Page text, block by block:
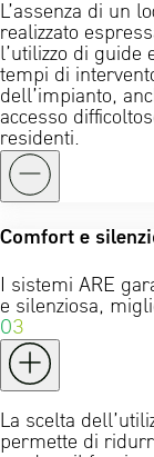
L’assenza di un
realizzato
l’utilizzo di guide
tempi di
dell’impianto,
accesso
residenti.
Comfort e
I sistemi ARE
e silenziosa,
03
La scelta
permette di